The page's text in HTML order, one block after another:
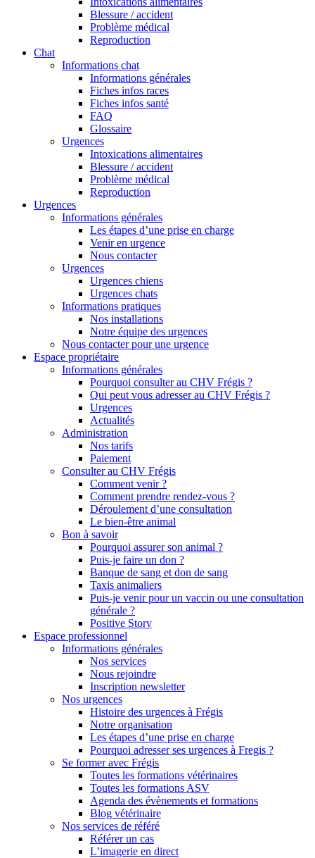
Blessure / accident
Problème médical
Reproduction
Chat
Informations chat
Informations générales
Fiches infos races
Fiches infos santé
FAQ
Glossaire
Urgences
Intoxications alimentaires
Blessure / accident
Problème médical
Reproduction
Urgences
Informations générales
Les étapes d’une prise en charge
Venir en urgence
Nous contacter
Urgences
Urgences chiens
Urgences chats
Informations pratiques
Nos installations
Notre équipe des urgences
Nous contacter pour une urgence
Espace propriétaire
Informations générales
Pourquoi consulter au CHV Frégis ?
Qui peut vous adresser au CHV Frégis ?
Urgences
Actualités
Administration
Nos tarifs
Paiement
Consulter au CHV Frégis
Comment venir ?
Comment prendre rendez-vous ?
Déroulement d’une consultation
Le bien-être animal
Bon à savoir
Pourquoi assurer son animal ?
Puis-je faire un don ?
Banque de sang et don de sang
Taxis animaliers
Puis-je venir pour un vaccin ou une consultation
générale ?
Positive Story
Espace professionnel
Informations générales
Nos services
Nous rejoindre
Inscription newsletter
Nos urgences
Histoire des urgences à Frégis
Notre organisation
Les étapes d’une prise en charge
Pourquoi adresser ses urgences à Fregis ?
Se former avec Frégis
Toutes les formations vétérinaires
Toutes les formations ASV
Agenda des évènements et formations
Blog vétérinaire
Nos services de référé
Référer un cas
L’imagerie en direct